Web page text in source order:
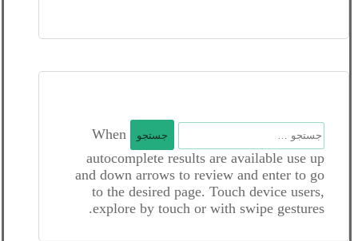
جستجو
برای:
When
autocomplete results are available use up
and down arrows to review and enter to go
to the desired page. Touch device users,
explore by touch or with swipe gestures.